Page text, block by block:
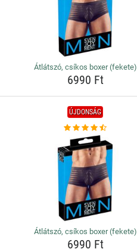
Átlátszó, csíkos boxer (fekete)
6990 Ft
ÚJDONSÁG
Átlátszó, csíkos boxer (fekete)
6990 Ft